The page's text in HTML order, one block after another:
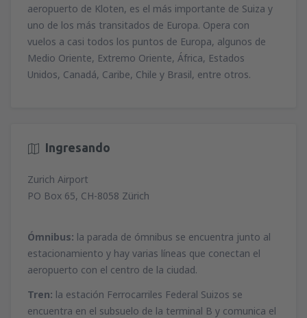
aeropuerto de Kloten, es el más importante de Suiza y
uno de los más transitados de Europa. Opera con
vuelos a casi todos los puntos de Europa, algunos de
Medio Oriente, Extremo Oriente, África, Estados
Unidos, Canadá, Caribe, Chile y Brasil, entre otros.
Ingresando
Zurich Airport
PO Box 65, CH-8058 Zürich
Ómnibus: la parada de ómnibus se encuentra junto al
estacionamiento y hay varias líneas que conectan el
aeropuerto con el centro de la ciudad.
Tren: la estación Ferrocarriles Federal Suizos se
encuentra en el subsuelo de la terminal B y comunica el